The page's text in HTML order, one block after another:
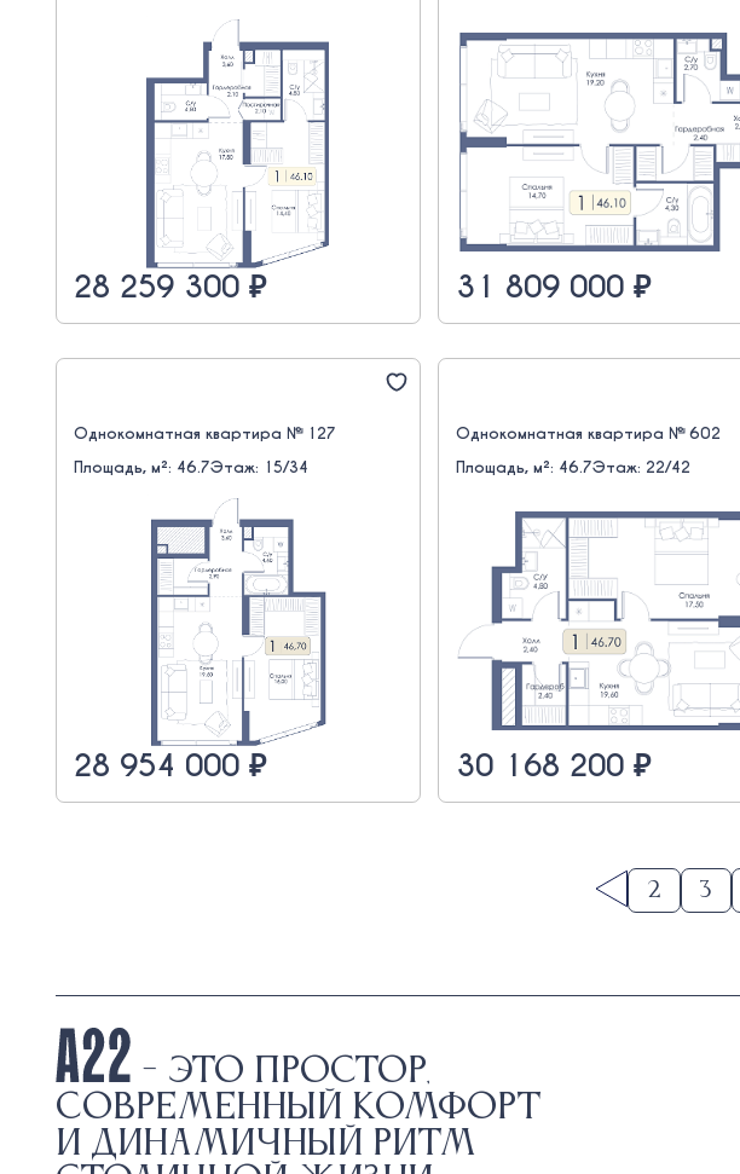
28 259 300 ₽ 31 809 000 ₽
Однокомнатная квартира № 127
Площадь, м²: 46.7Этаж: 15/34
28 954 000 ₽
Однокомнатная квартира № 602
Площадь, м²: 46.7Этаж: 22/42
30 168 200 ₽
2 3
- это простор,
современный комфорт
и динамичный ритм